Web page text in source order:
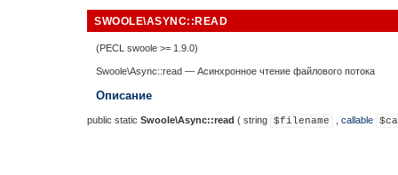
SWOOLE\ASYNC::READ
(PECL swoole >= 1.9.0)
Swoole\Async::read — Асинхронное чтение файлового потока
Описание
public static Swoole\Async::read ( string $filename callable